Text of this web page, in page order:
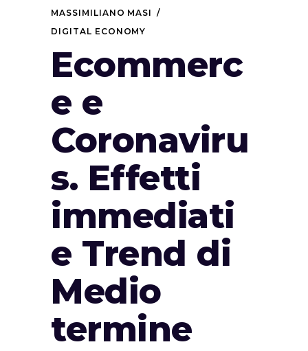
MASSIMILIANO MASI
DIGITAL ECONOMY
Ecommerc
e e
Coronaviru
s. Effetti
immediati
e Trend di
Medio
termine